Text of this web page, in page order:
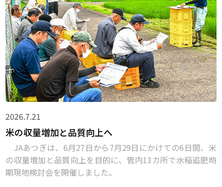
2026.7.21
米の収量増加と品質向上へ
JAあつぎは、6月27日から7月29日にかけての6日間、米
の収量増加と品質向上を目的に、管内13カ所で水稲追肥時
期現地検討会を開催しました。